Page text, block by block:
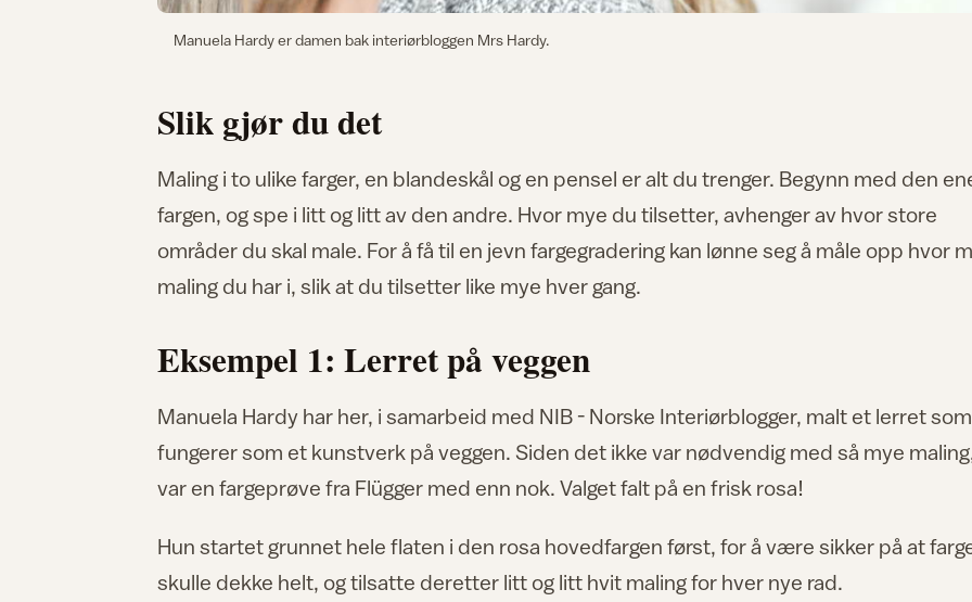
Manuela Hardy er damen bak interiørbloggen Mrs Hardy.
Slik gjør du det
Maling i to ulike farger, en blandeskål og en pensel er alt du trenger. Begynn med den
fargen, og spe i litt og litt av den andre. Hvor mye du tilsetter, avhenger av hvor store
områder du skal male. For å få til en jevn fargegradering kan lønne seg å måle opp hvor
maling du har i, slik at du tilsetter like mye hver gang.
Eksempel 1: Lerret på veggen
Manuela Hardy har her, i samarbeid med NIB - Norske Interiørblogger, malt et lerret som
fungerer som et kunstverk på veggen. Siden det ikke var nødvendig med så mye
var en fargeprøve fra Flügger med enn nok. Valget falt på en frisk rosa!
Hun startet grunnet hele flaten i den rosa hovedfargen først, for å være sikker på at
skulle dekke helt, og tilsatte deretter litt og litt hvit maling for hver nye rad.